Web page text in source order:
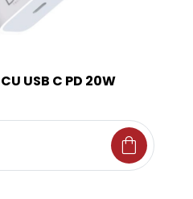
USB C PD 20W
shopping_bag